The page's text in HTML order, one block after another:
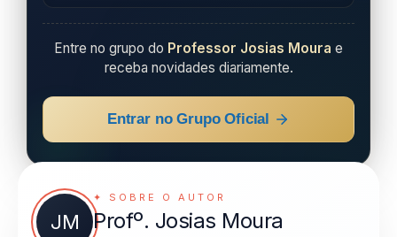
Entre no grupo do Professor Josias Moura e
receba novidades diariamente.
Entrar no Grupo Oficial
JM
✦ SOBRE O AUTOR
Profº. Josias Moura